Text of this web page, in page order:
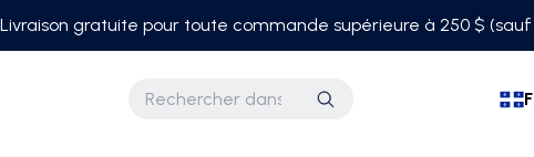
Livraison gratuite pour toute commande supérieure à 250 $
Recherche